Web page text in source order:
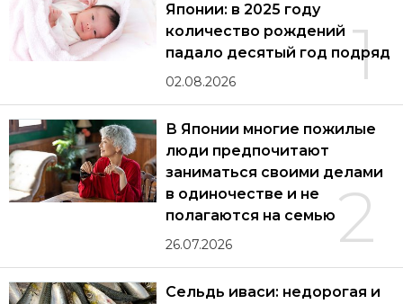
1
Японии: в 2025 году
количество рождений
падало десятый год подряд
02.08.2026
2
В Японии многие пожилые
люди предпочитают
заниматься своими делами
в одиночестве и не
полагаются на семью
26.07.2026
Сельдь иваси: недорогая и